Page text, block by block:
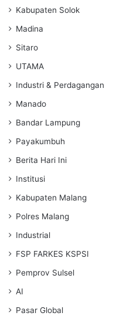
Kabupaten Solok
Madina
Sitaro
UTAMA
Industri & Perdagangan
Manado
Bandar Lampung
Payakumbuh
Berita Hari Ini
Institusi
Kabupaten Malang
Polres Malang
Industrial
FSP FARKES KSPSI
Pemprov Sulsel
AI
Pasar Global